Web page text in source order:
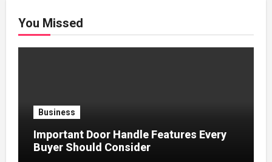
You Missed
Business
Important Door Handle Features Every
Buyer Should Consider